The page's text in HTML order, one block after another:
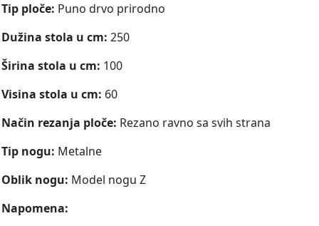
Tip ploče: Puno drvo prirodno
Dužina stola u cm: 250
Širina stola u cm: 100
Visina stola u cm: 60
Način rezanja ploče: Rezano ravno sa svih strana
Tip nogu: Metalne
Oblik nogu: Model nogu Z
Napomena: